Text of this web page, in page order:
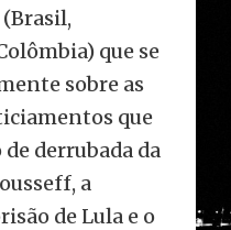
que se
sobre as
que
derrubada da
a
de Lula e o